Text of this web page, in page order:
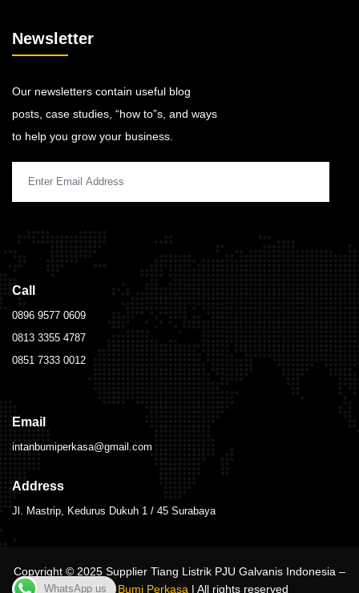
Newsletter
Our newsletters contain useful blog
posts, case studies, “how to”s, and ways
to help you grow your business.
Call
0896 9577 0609
0813 3355 4787
0851 7333 0012
Email
intanbumiperkasa@gmail.com
Address
Jl. Mastrip, Kedurus Dukuh 1 / 45 Surabaya
Copyright © 2025 Supplier Tiang Listrik PJU Galvanis Indonesia –
CV Intan Bumi Perkasa | All rights reserved
WhatsApp us